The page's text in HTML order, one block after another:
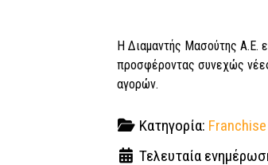
Η Διαμαντής Μασούτης Α.Ε.
προσφέροντας συνεχώς
αγορών.
Κατηγορία: Franchise
Τελευταία